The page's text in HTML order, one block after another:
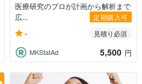
医療研究のプロが計画から解析まで
広...
定期購入可
-
見積り必須
MKStatAd
5,500 円